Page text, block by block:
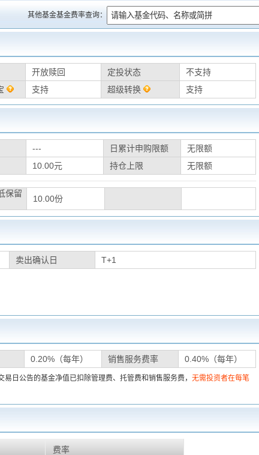
其他基金基金费率查询：
开放赎回 定投状态
不支持
支持 超级转换 支持
--- 日累计申购限额
无限额
10.00元 持仓上限 无限额
保留
10.00份
卖出确认日 T+1
0.20%（每年） 销售服务费率 0.40%（每年）
日公告的基金净值已扣除管理费、托管费和销售服务费， 无需投资者在每笔
费率